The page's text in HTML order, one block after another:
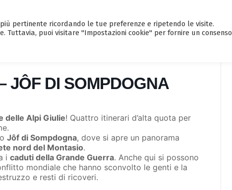
HOME CALENDARIO EVENTI GUIDE
JÔF DI SOMPDOGNA
delle Alpi Giulie! Quattro itinerari d’alta quota per
Jôf di Sompdogna, dove si apre un panorama
nord del Montasio.
i caduti della Grande Guerra. Anche qui si possono
mondiale che hanno sconvolto le genti e la
e resti di ricoveri.
pertinente ricordando le tue preferenze e ripetendo le visite.
Tuttavia, puoi visitare "Impostazioni cookie" per fornire un consenso